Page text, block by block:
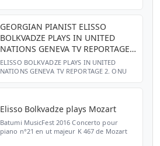
GEORGIAN PIANIST ELISSO
BOLKVADZE PLAYS IN UNITED
NATIONS GENEVA TV REPORTAGE
2.
ELISSO BOLKVADZE PLAYS IN UNITED
NATIONS GENEVA TV REPORTAGE 2. ONU
Elisso Bolkvadze plays Mozart
Batumi MusicFest 2016 Concerto pour
piano n°21 en ut majeur K 467 de Mozart